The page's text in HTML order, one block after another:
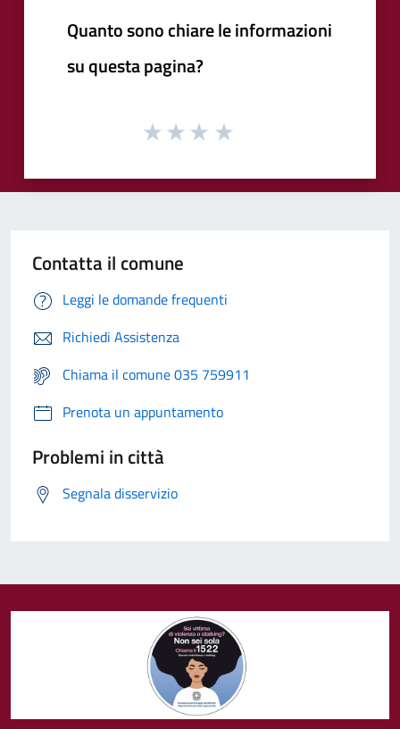
Quanto sono chiare le informazioni
su questa pagina?
Contatta il comune
Leggi le domande frequenti
Richiedi Assistenza
Chiama il comune 035 759911
Prenota un appuntamento
Problemi in città
Segnala disservizio